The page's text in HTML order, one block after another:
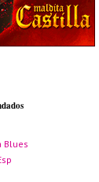
Blues